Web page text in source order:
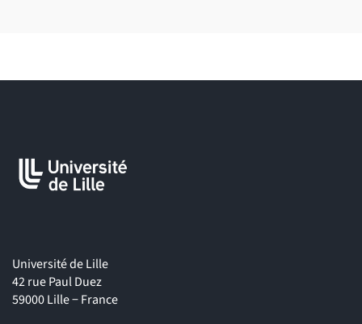
Université de Lille
42 rue Paul Duez
59000 Lille − France